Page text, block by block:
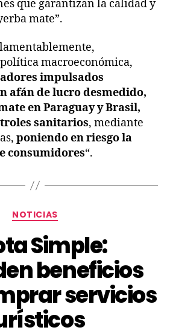
que garantizan la calidad y
mate”.
macroeconómica,
impulsados
afán de lucro desmedido,
en Paraguay y Brasil,
sanitarios, mediante
poniendo en riesgo la
consumidores“.
NOTICIAS
Simple:
beneficios
servicios